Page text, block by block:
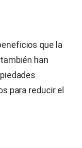
que la
han
para reducir el